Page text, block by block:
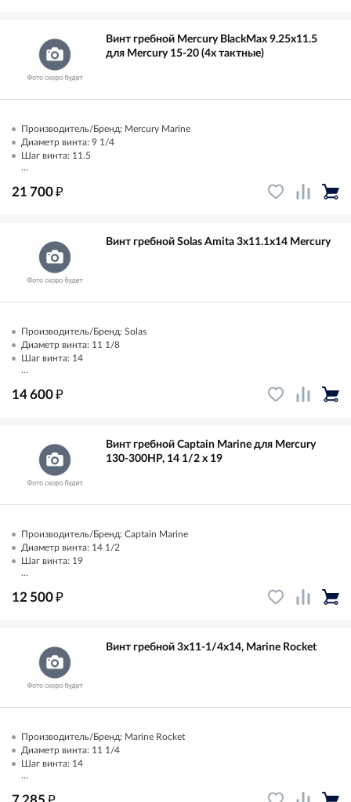
Винт гребной Mercury BlackMax 9.25x11.5
для Mercury 15-20 (4х тактные)
Производитель/Бренд: Mercury Marine
Диаметр винта: 9 1/4
Шаг винта: 11.5
...
21 700₽
Винт гребной Solas Amita 3x11.1x14 Mercury
Производитель/Бренд: Solas
Диаметр винта: 11 1/8
Шаг винта: 14
...
14 600₽
Винт гребной Captain Marine для Mercury
130-300HP, 14 1/2 x 19
Производитель/Бренд: Captain Marine
Диаметр винта: 14 1/2
Шаг винта: 19
...
12 500₽
Винт гребной 3x11-1/4x14, Marine Rocket
Производитель/Бренд: Marine Rocket
Диаметр винта: 11 1/4
Шаг винта: 14
...